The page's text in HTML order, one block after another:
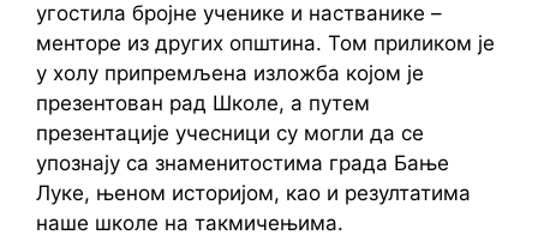
угостила бројне ученике и настванике –
менторе из других општина. Том приликом је
у холу припремљена изложба којом је
презентован рад Школе, а путем
презентације учесници су могли да се
упознају са знаменитостима града Бање
Луке, њеном историјом, као и резултатима
наше школе на такмичењима.